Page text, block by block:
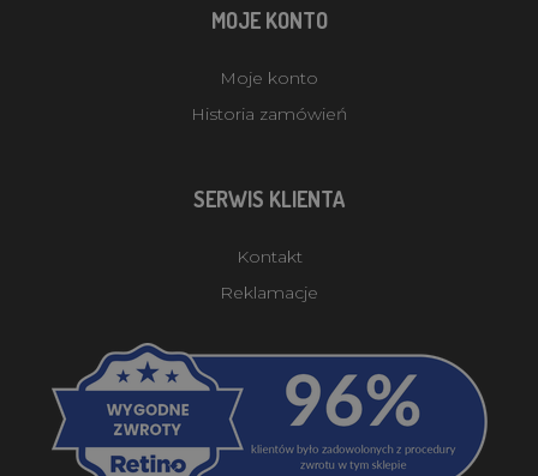
MOJE KONTO
Moje konto
Historia zamówień
SERWIS KLIENTA
Kontakt
Reklamacje